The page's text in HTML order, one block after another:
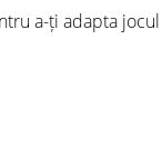
a-ți adapta